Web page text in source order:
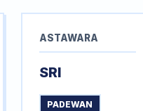
ASTAWARA
SRI
PADEWAN